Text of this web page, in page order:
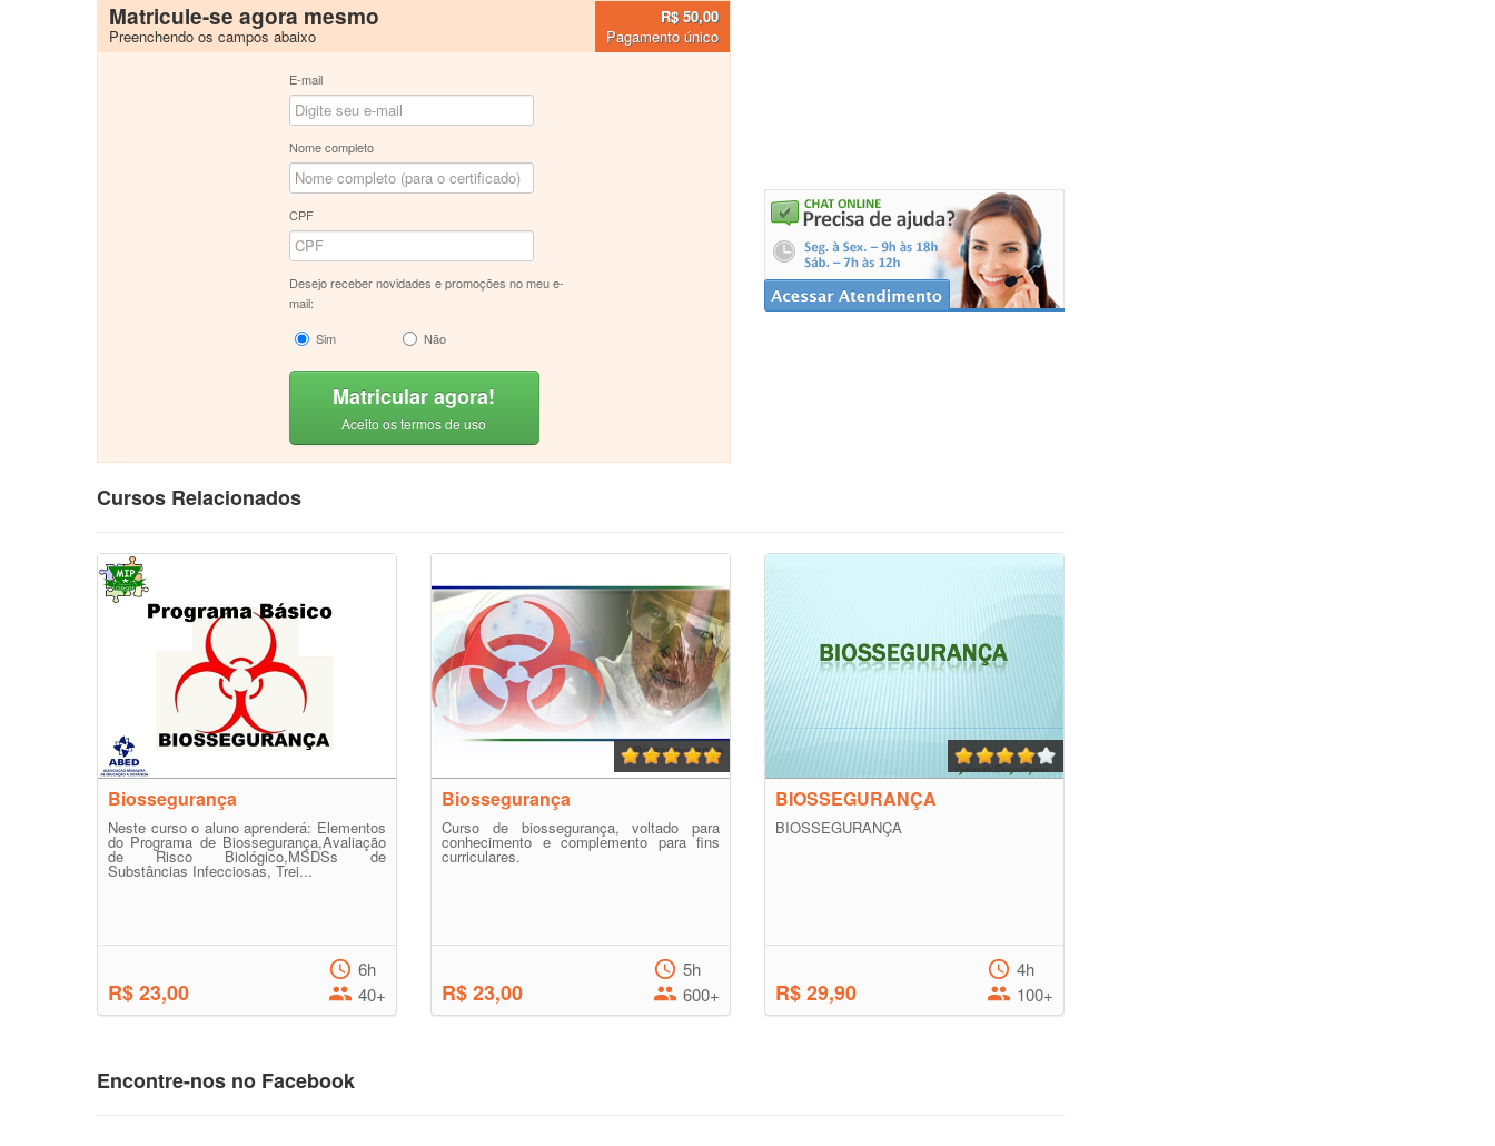
Matricule-se agora mesmo
Preenchendo os campos abaixo
R$ 50,00
Pagamento único
E-mail
Nome completo
CPF
Desejo receber novidades e promoções no meu e-
mail:
Sim
Não
Matricular agora!
Aceito os termos de uso
Cursos Relacionados
Biossegurança
Neste curso o aluno aprenderá: Elementos
do Programa de Biossegurança,Avaliação
de Risco Biológico,MSDSs de
Substâncias Infecciosas, Trei...
R$ 23,00
6h
40+
Biossegurança
Curso de biossegurança, voltado para
conhecimento e complemento para fins
curriculares.
R$ 23,00
5h
600+
BIOSSEGURANÇA
BIOSSEGURANÇA
R$ 29,90
4h
100+
Encontre-nos no Facebook